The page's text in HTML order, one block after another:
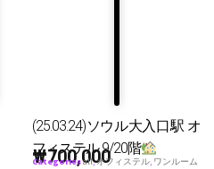
(25.03.24)ソウル大入口駅 オ
フィステル 9/20階
₩700,000
Categoriesall,オフィステル, ワンルーム